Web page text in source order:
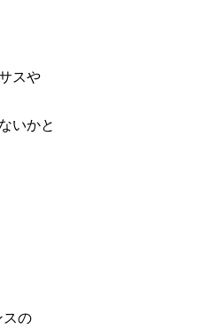
スや
いかと
スの